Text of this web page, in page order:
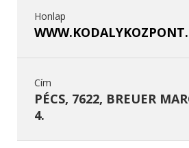
Honlap
Cím
PÉCS, 7622, BREUER
4.